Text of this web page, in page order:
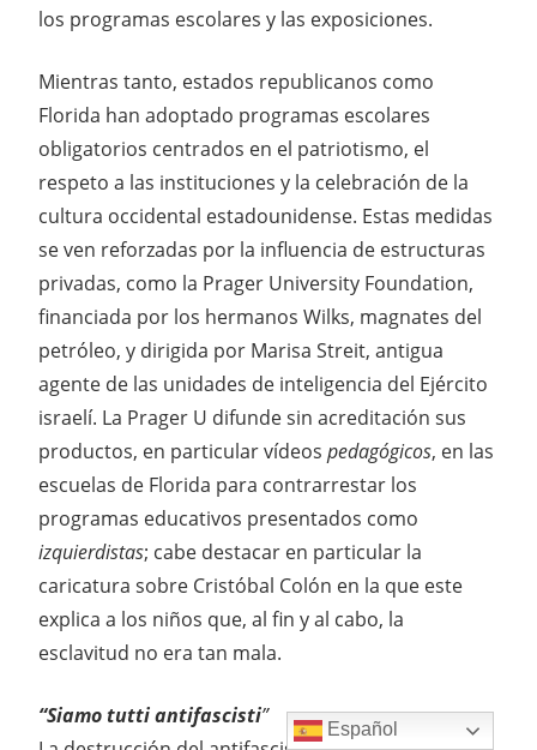
los programas escolares y las exposiciones.
Mientras tanto, estados republicanos como
Florida han adoptado programas escolares
obligatorios centrados en el patriotismo, el
respeto a las instituciones y la celebración de la
cultura occidental estadounidense. Estas medidas
se ven reforzadas por la influencia de estructuras
privadas, como la Prager University Foundation,
financiada por los hermanos Wilks, magnates del
petróleo, y dirigida por Marisa Streit, antigua
agente de las unidades de inteligencia del Ejército
israelí. La Prager U difunde sin acreditación sus
productos, en particular vídeos pedagógicos, en las
escuelas de Florida para contrarrestar los
programas educativos presentados como
izquierdistas; cabe destacar en particular la
caricatura sobre Cristóbal Colón en la que este
explica a los niños que, al fin y al cabo, la
esclavitud no era tan mala.
“Siamo tutti antifascisti”
Español